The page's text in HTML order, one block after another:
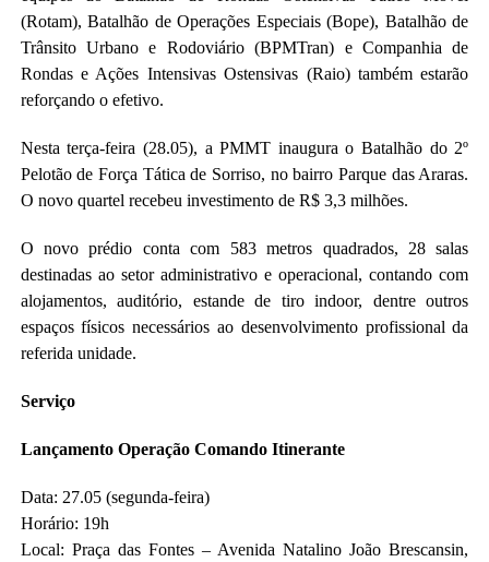
(Rotam), Batalhão de Operações Especiais (Bope), Batalhão de
Trânsito Urbano e Rodoviário (BPMTran) e Companhia de
Rondas e Ações Intensivas Ostensivas (Raio) também estarão
reforçando o efetivo.
Nesta terça-feira (28.05), a PMMT inaugura o Batalhão do 2º
Pelotão de Força Tática de Sorriso, no bairro Parque das Araras.
O novo quartel recebeu investimento de R$ 3,3 milhões.
O novo prédio conta com 583 metros quadrados, 28 salas
destinadas ao setor administrativo e operacional, contando com
alojamentos, auditório, estande de tiro indoor, dentre outros
espaços físicos necessários ao desenvolvimento profissional da
referida unidade.
Serviço
Lançamento Operação Comando Itinerante
Data: 27.05 (segunda-feira)
Horário: 19h
Local: Praça das Fontes – Avenida Natalino João Brescansin,